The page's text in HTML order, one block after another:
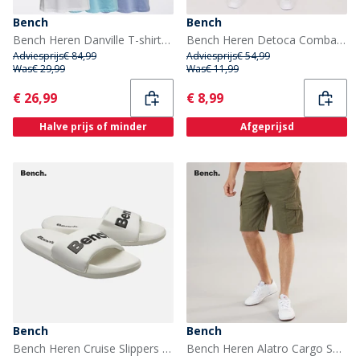
Bench
Bench Heren Danville T-shirts Meerkleurig
Adviesprijs€ 84,99
Was€ 29,99
Current
€ 26,99
Halve prijs of minder
Bench
Bench Heren Detoca Combat Shorts Zwart
Adviesprijs€ 54,99
Was€ 11,99
Current
€ 8,99
Afgeprijsd
Bench
Bench Heren Cruise Slippers Wit/Wit/Zwart
Bench
Bench Heren Alatro Cargo Shorts Khaki